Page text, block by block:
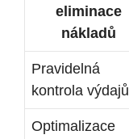
eliminace
nákladů
Pravidelná
kontrola výdajů
Optimalizace